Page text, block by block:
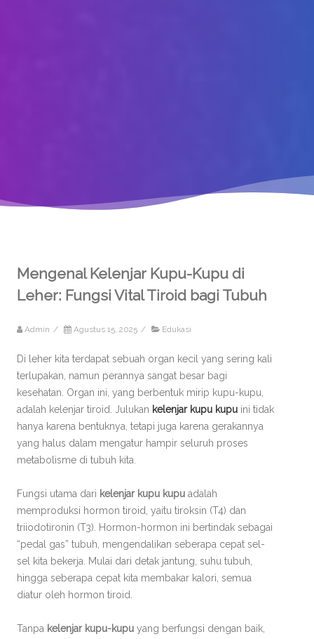
Mengenal Kelenjar Kupu-Kupu di
Leher: Fungsi Vital Tiroid bagi Tubuh
Admin / Agustus 15, 2025 / Edukasi
Di leher kita terdapat sebuah organ kecil yang sering kali
terlupakan, namun perannya sangat besar bagi
kesehatan. Organ ini, yang berbentuk mirip kupu-kupu,
adalah kelenjar tiroid. Julukan kelenjar kupu kupu ini tidak
hanya karena bentuknya, tetapi juga karena gerakannya
yang halus dalam mengatur hampir seluruh proses
metabolisme di tubuh kita.
Fungsi utama dari kelenjar kupu kupu adalah
memproduksi hormon tiroid, yaitu tiroksin (T4) dan
triiodotironin (T3). Hormon-hormon ini bertindak sebagai
“pedal gas” tubuh, mengendalikan seberapa cepat sel-
sel kita bekerja. Mulai dari detak jantung, suhu tubuh,
hingga seberapa cepat kita membakar kalori, semua
diatur oleh hormon tiroid.
Tanpa kelenjar kupu-kupu yang berfungsi dengan baik,